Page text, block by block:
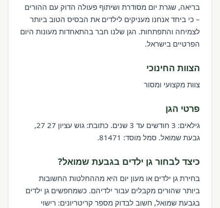
בריאה, שגרת יום מסודרת ושיתוף פעולה הדוק עם ההורים
– כי ביחד אנחנו מעניקים לילדים את הבסיס הטוב ביותר
לצמיחה והתפתחות. הגן שלנו חבר בהתאחדות מעונות היום
הפרטיים בישראל.
הצוות החינוכי
צוות מקצועי ומסור
פרטי הגן
גילאים: 3 חודשים עד 3 שנים. כתובת: גוש עציון 27 27,
גבעת שמואל. סמל מוסד: 81471.
כיצד לבחור גן ילדים בגבעת שמואל?
בחירת גן ילדים או מעון יום היא מההחלטות החשובות
ביותר שהורים מקבלים עבור ילדיהם. כשמחפשים גן ילדים
בגבעת שמואל, חשוב לבדוק מספר קריטריונים: רישוי